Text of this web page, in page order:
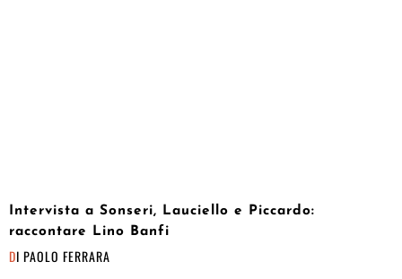
Intervista a Sonseri, Lauciello e Piccardo:
raccontare Lino Banfi
DI PAOLO FERRARA